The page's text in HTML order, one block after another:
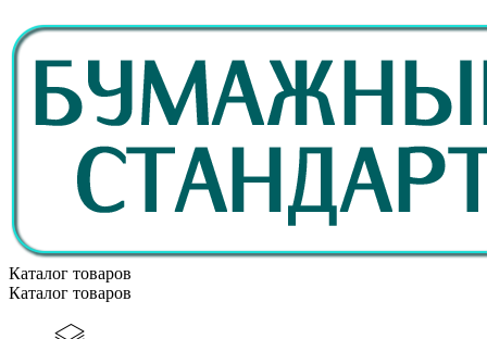
Каталог товаров
Каталог товаров